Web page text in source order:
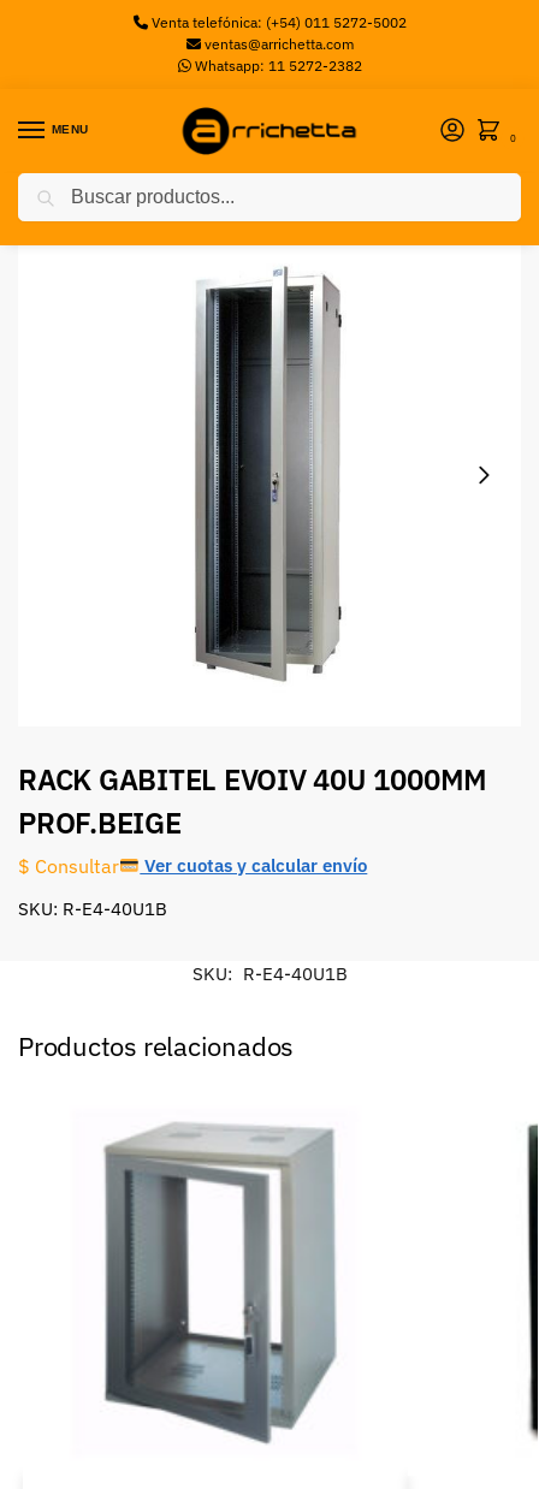
Venta telefónica: (+54) 011 5272-5002
ventas@arrichetta.com
Whatsapp: 11 5272-2382
MENU
0
Inicio Racks / RACK GABITEL EVOIV 40U 1000MM PROF.BEIGE
RACK GABITEL EVOIV 40U 1000MM
PROF.BEIGE
$ Consultar Ver cuotas y calcular envío
SKU: R-E4-40U1B
SKU: R-E4-40U1B
Productos relacionados